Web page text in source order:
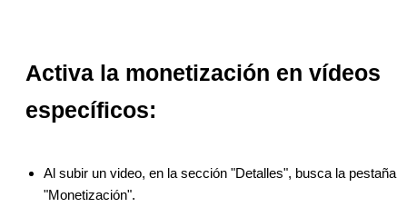
Activa la monetización en vídeos
específicos:
Al subir un video, en la sección "Detalles", busca la pestaña
"Monetización".